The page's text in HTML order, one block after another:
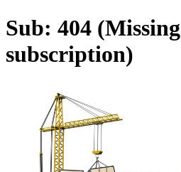
Sub: 404 (Missing
subscription)